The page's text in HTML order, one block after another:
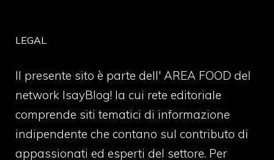
LEGAL
Il presente sito è parte dell' AREA FOOD del
network IsayBlog! la cui rete editoriale
comprende siti tematici di informazione
indipendente che contano sul contributo di
appassionati ed esperti del settore. Per